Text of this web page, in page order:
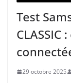
Test
29 octobre 2025